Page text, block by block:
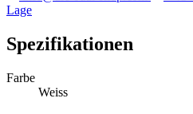
Lage
Spezifikationen
Farbe
Weiss